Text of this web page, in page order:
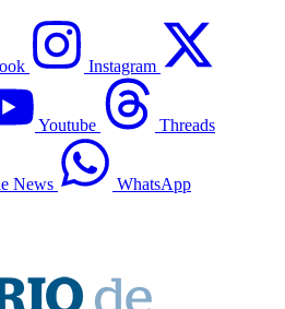
Instagram
Youtube Threads
News
WhatsApp